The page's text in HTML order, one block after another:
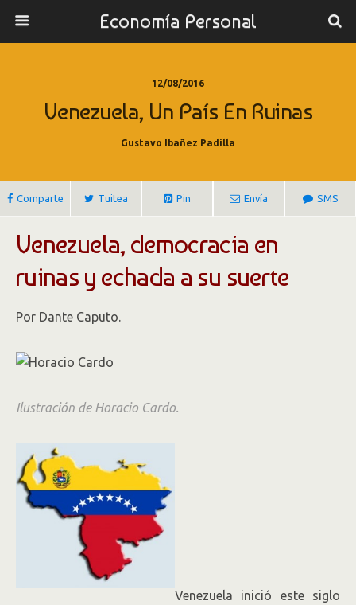
Economía Personal
12/08/2016
Venezuela, Un País En Ruinas
Gustavo Ibañez Padilla
Comparte Tuitea Pin Envía SMS
Venezuela, democracia en
ruinas y echada a su suerte
Por Dante Caputo.
Ilustración de Horacio Cardo.
Venezuela inició este siglo